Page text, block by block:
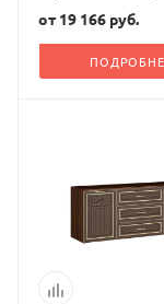
от 19 166 руб.